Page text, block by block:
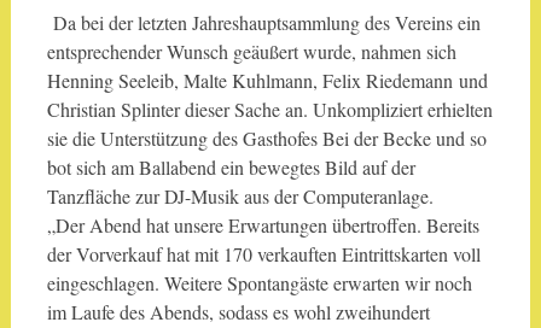
Da bei der letzten Jahreshauptsammlung des Vereins ein
entsprechender Wunsch geäußert wurde, nahmen sich
Henning Seeleib, Malte Kuhlmann, Felix Riedemann und
Christian Splinter dieser Sache an. Unkompliziert erhielten
sie die Unterstützung des Gasthofes Bei der Becke und so
bot sich am Ballabend ein bewegtes Bild auf der
Tanzfläche zur DJ-Musik aus der Computeranlage.
„Der Abend hat unsere Erwartungen übertroffen. Bereits
der Vorverkauf hat mit 170 verkauften Eintrittskarten voll
eingeschlagen. Weitere Spontangäste erwarten wir noch
im Laufe des Abends, sodass es wohl zweihundert